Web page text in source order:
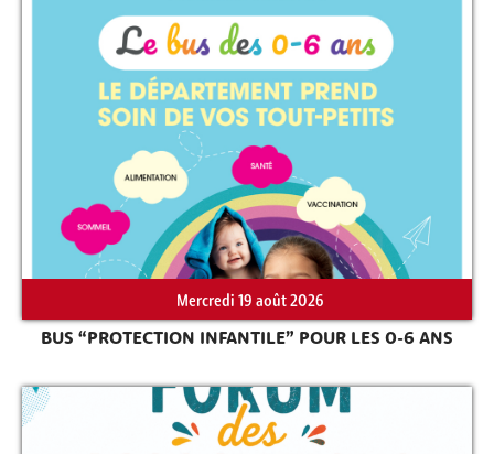
Rechercher sur le site
Mercredi 19 août 2026
BUS “PROTECTION INFANTILE” POUR LES 0-6 ANS